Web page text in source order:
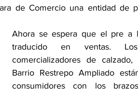
de Comercio una entidad de
Ahora se espera que el pre a
traducido en ventas.
comercializadores de
Barrio Restrepo Ampliado
consumidores con los